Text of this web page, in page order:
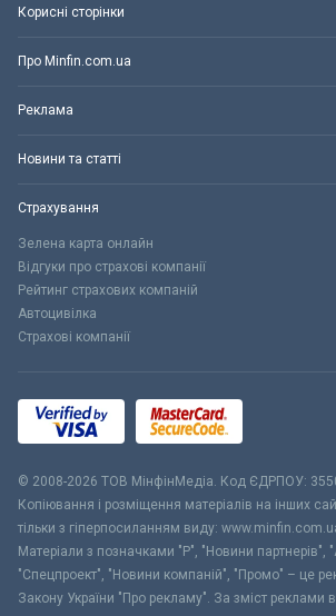
Корисні сторінки
Про Minfin.com.ua
Реклама
Новини та статті
Страхування
Зелена карта онлайн
Відгуки про страхові компанії
Рейтинг страхових компаній
Автоцивілка
Страхові компанії
© 2008-2026 ТОВ МiнфiнМедiа. Код ЄДРПОУ:
Копіювання і розміщення матеріалів на інших
тільки з гіперпосиланням виду:
Матеріали з позначками "Р", "Новини партнерів",
"Спецпроект", "Новини компаній", "Промо" – це
Закону України "Про рекламу". За зміст реклами